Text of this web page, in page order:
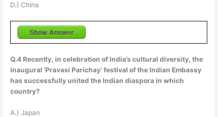
D.) China
Show Answer
Q.4 Recently, in celebration of India’s cultural diversity, the
inaugural ‘Pravasi Parichay’ festival of the Indian Embassy
has successfully united the Indian diaspora in which
country?
A.) Japan